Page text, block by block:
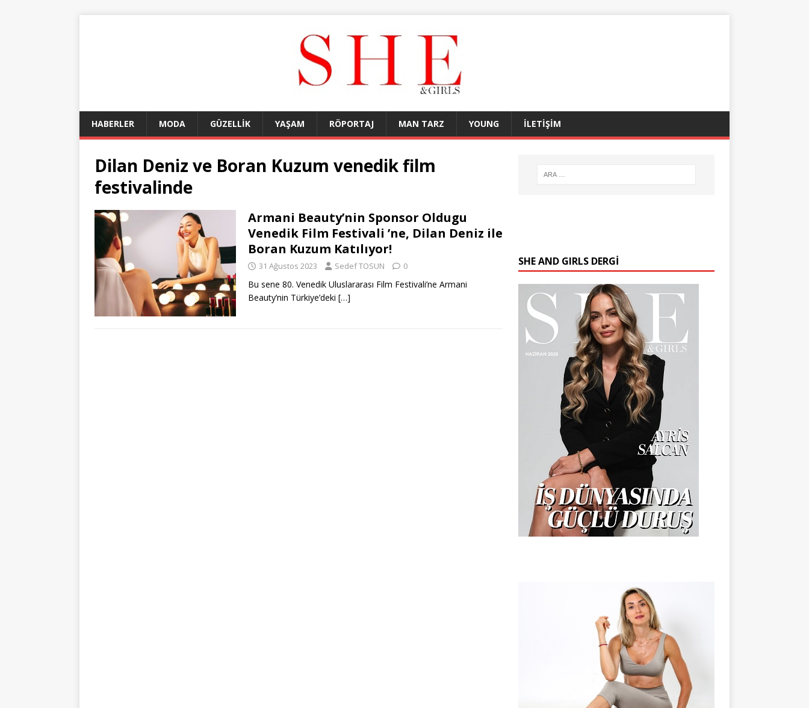
HABERLER MODA GÜZELLİK YAŞAM RÖPORTAJ MAN TARZ YOUNG İLETİŞİM
Dilan Deniz ve Boran Kuzum venedik film
festivalinde
Armani Beauty’nin Sponsor Oldugu
Venedik Film Festivali ’ne, Dilan Deniz ile
Boran Kuzum Katılıyor!
31 Ağustos 2023 Sedef TOSUN 0
Bu sene 80. Venedik Uluslararası Film Festivali’ne Armani
Beauty’nin Türkiye’deki […]
SHE AND GIRLS DERGİ